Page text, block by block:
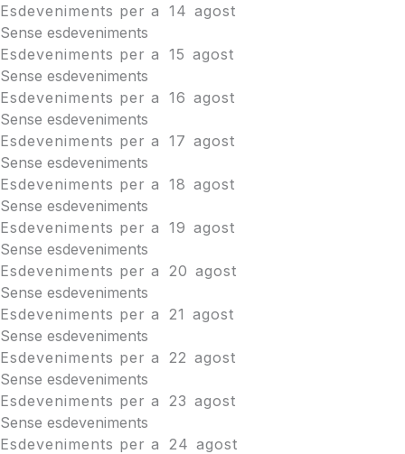
Esdeveniments per a 14 agost
Sense esdeveniments
Esdeveniments per a 15 agost
Sense esdeveniments
Esdeveniments per a 16 agost
Sense esdeveniments
Esdeveniments per a 17 agost
Sense esdeveniments
Esdeveniments per a 18 agost
Sense esdeveniments
Esdeveniments per a 19 agost
Sense esdeveniments
Esdeveniments per a
20 agost
Sense esdeveniments
Esdeveniments per a
21 agost
Sense esdeveniments
Esdeveniments per a
22 agost
Sense esdeveniments
Esdeveniments per a
23 agost
Sense esdeveniments
Esdeveniments per a
24 agost